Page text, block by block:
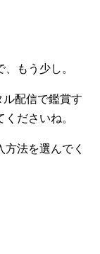
もう少し。
配信で鑑賞す
ださいね。
法を選んでく